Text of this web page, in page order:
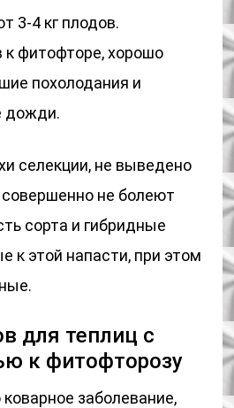
3-4 кг плодов.
фитофторе, хорошо
похолодания и
дожди.
селекции, не выведено
не болеют
сорта и гибридные
к этой напасти, при этом
для теплиц с
к фитофторозу
заболевание,